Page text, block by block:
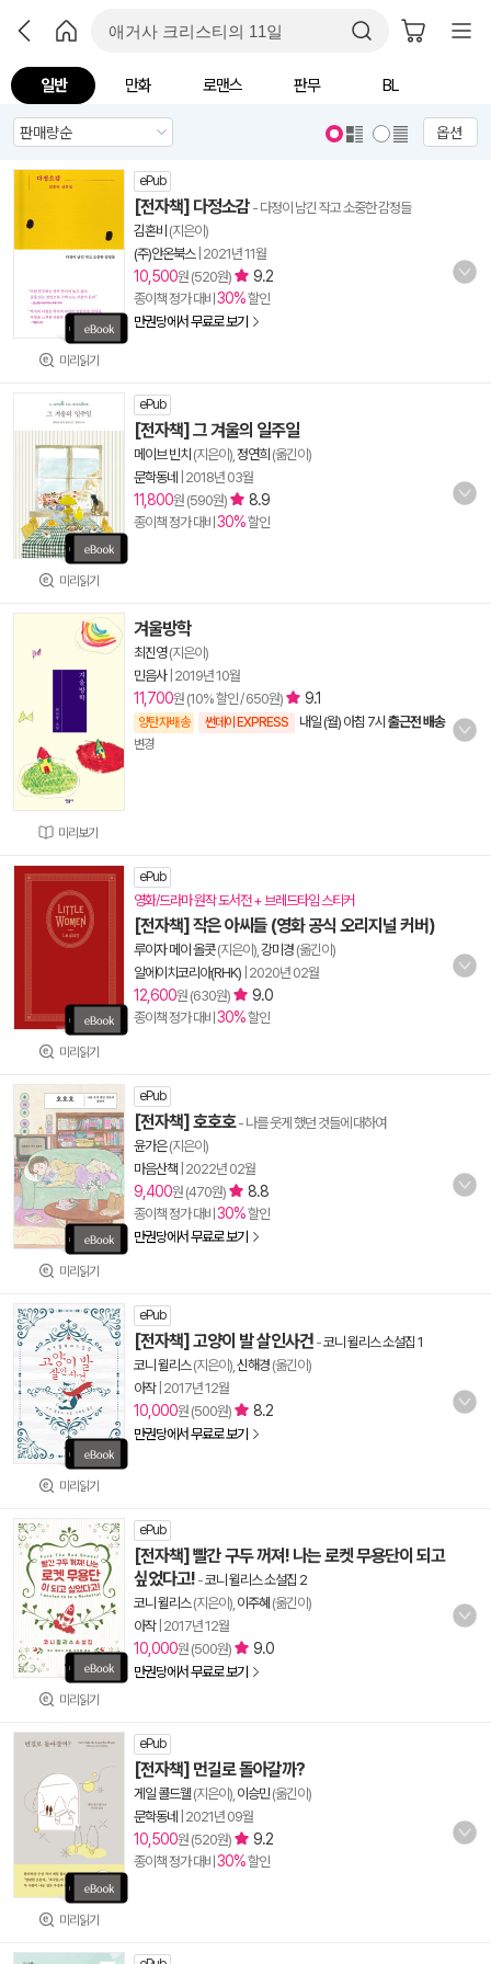
일반 만화 로맨스 판무 BL
옵션
미리읽기
ePub
[전자책] 다정소감 - 다정이 남긴 작고 소중한 감정들
김혼비 (지은이)
(주)안온북스| 2021년 11월
10,500원 (520원) 9.2
종이책 정가 대비 30%할인
만권당에서 무료로 보기
미리읽기
ePub
[전자책] 그 겨울의 일주일
메이브 빈치 (지은이), 정연희 (옮긴이)
문학동네
2018년 03월
11,800원 (590원) 8.9
종이책 정가 대비 30%할인
미리보기
겨울방학
최진영(지은이)
민음사| 2019년 10월
11,700원 (10% 할인 / 650원) 9.1
양탄자배송 썬데이 EXPRESS 내일 (월) 아침 7시 출근전 배송
변경
미리읽기
ePub
영화/드라마 원작 도서전 + 브레드타임 스티커
[전자책] 작은 아씨들 (영화 공식 오리지널 커버)
루이자 메이 올콧(지은이), 강미경 (옮긴이)
알에이치코리아(RHK) 2020년 02월
12,600원 (630원) 9.0
종이책 정가 대비 30%할인
미리읽기
ePub
[전자책] 호호호- 나를 웃게 했던 것들에 대하여
윤가은(지은이)
마음산책 2022년 02월
9,400원 (470원) 8.8
종이책 정가 대비 30%할인
만권당에서 무료로 보기
미리읽기
ePub
[전자책] 고양이 발 살인사건 -코니 윌리스 소설집 1
코니 윌리스(지은이), 신해경 (옮긴이)
아작| 2017년 12월
10,000원 (500원) 8.2
만권당에서 무료로 보기
미리읽기
ePub
[전자책] 빨간 구두 꺼져! 나는 로켓 무용단이 되고
싶었다고! -코니 윌리스 소설집 2
코니 윌리스(지은이), 이주혜 (옮긴이)
아작| 2017년 12월
10,000원 (500원) 9.0
만권당에서 무료로 보기
미리읽기
ePub
[전자책] 먼길로 돌아갈까?
게일 콜드웰 (지은이), 이승민(옮긴이)
문학동네
2021년 09월
10,500원 (520원) 9.2
종이책 정가 대비 30%할인